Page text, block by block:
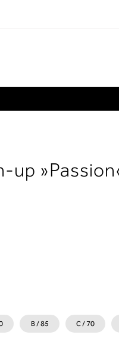
up
B / 85 C / 70